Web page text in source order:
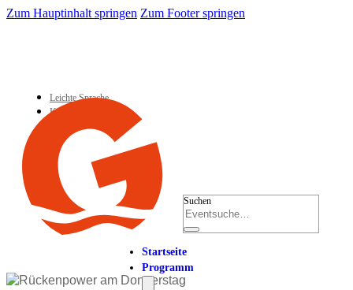
Zum Hauptinhalt springen Zum Footer springen
Leichte Sprache
Kontakt
Suchen
Startseite
Programm